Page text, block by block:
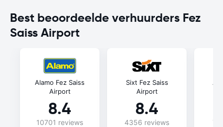
Best beoordeelde verhuurders Fez
Saiss Airport
Alamo Fez Saiss
Airport
8.4
10701 reviews
Sixt Fez Saiss
Airport
8.4
4356 reviews